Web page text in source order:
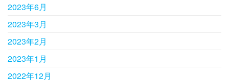
2023年6月
2023年3月
2023年2月
2023年1月
2022年12月